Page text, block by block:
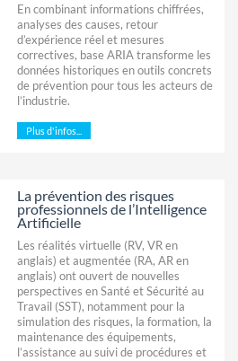
En combinant informations chiffrées,
analyses des causes, retour
d’expérience réel et mesures
correctives, base ARIA transforme les
données historiques en outils concrets
de prévention pour tous les acteurs de
l’industrie.
Plus d'infos...
La prévention des risques
professionnels de l’Intelligence
Artificielle
Les réalités virtuelle (RV, VR en
anglais) et augmentée (RA, AR en
anglais) ont ouvert de nouvelles
perspectives en Santé et Sécurité au
Travail (SST), notamment pour la
simulation des risques, la formation, la
maintenance des équipements,
l’assistance au suivi de procédures et